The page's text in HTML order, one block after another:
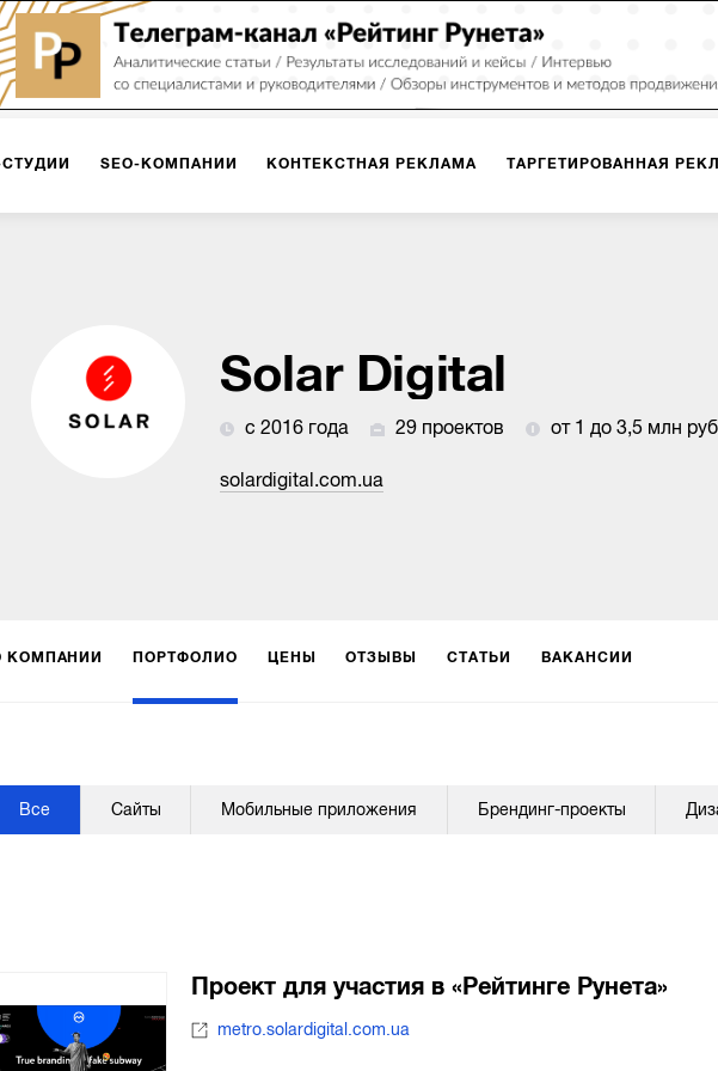
СТУДИИ SEO-КОМПАНИИ КОНТЕКСТНАЯ РЕКЛАМА ТАРГЕТИРОВАННАЯ
НА ИНТЕРНЕТ-ПЛОЩАДКАХ РАБОТА С МАРКЕТПЛЕЙСАМИ
Solar Digital
с 2016 года 29 проектов от 1 до 3,5 млн руб
solardigital.com.ua
КОМПАНИИ ПОРТФОЛИО ЦЕНЫ ОТЗЫВЫ СТАТЬИ ВАКАНСИИ
Все Сайты Мобильные приложения Брендинг-проекты
Проект для участия в «Рейтинге Рунета»
metro.solardigital.com.ua